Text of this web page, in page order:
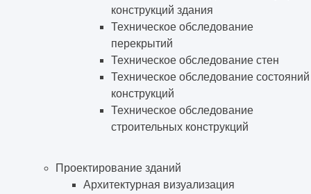
конструкций здания
Техническое обследование
перекрытий
Техническое обследование стен
Техническое обследование состояний
конструкций
Техническое обследование
строительных конструкций
Проектирование зданий
Архитектурная визуализация